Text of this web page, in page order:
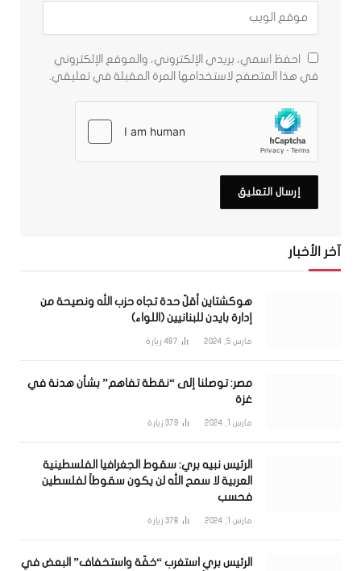
احفظ اسمي، بريدي الإلكتروني، والموقع الإلكتروني
في هذا المتصفح لاستخدامها المرة المقبلة في تعليقي.
آخر الأخبار
هوكشتاين أقلّ حدة تجاه حزب الله ونصيحة من
إدارة بايدن للبنانيين (اللواء)
مارس 5, 2024 487 زيارة
مصر: توصلنا إلى “نقطة تفاهم” بشأن هدنة في
غزة
مارس 1, 2024 379 زيارة
الرئيس نبيه بري: سقوط الجغرافيا الفلسطينية
العربية لا سمح الله لن يكون سقوطاً لفلسطين
فحسب
مارس 1, 2024 378 زيارة
الرئيس بري استغرب “خفّة واستخفاف” البعض في